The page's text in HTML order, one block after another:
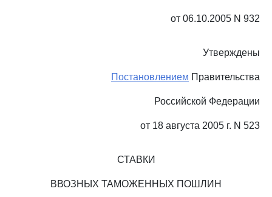
от 06.10.2005 N 932
Утверждены
Постановлением Правительства
Российской Федерации
от 18 августа 2005 г. N 523
СТАВКИ
ВВОЗНЫХ ТАМОЖЕННЫХ ПОШЛИН